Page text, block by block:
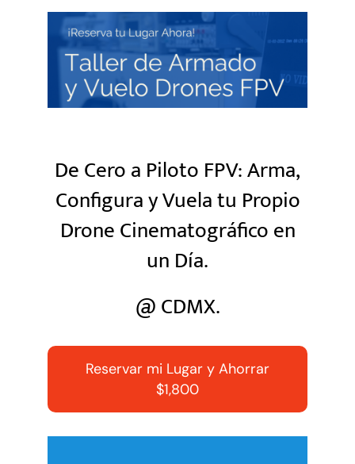
CARRERAS
CURSOS
COMUNIDAD
SOBRE NOSOTROS
De Cero a Piloto FPV: Arma,
Configura y Vuela tu Propio
Drone Cinematográfico en
un Día.
@ CDMX.
Reservar mi Lugar y Ahorrar
$1,800